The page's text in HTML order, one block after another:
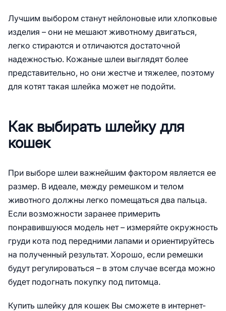
Лучшим выбором станут нейлоновые или хлопковые
изделия – они не мешают животному двигаться,
легко стираются и отличаются достаточной
надежностью. Кожаные шлеи выглядят более
представительно, но они жестче и тяжелее, поэтому
для котят такая шлейка может не подойти.
Как выбирать шлейку для
кошек
При выборе шлеи важнейшим фактором является ее
размер. В идеале, между ремешком и телом
животного должны легко помещаться два пальца.
Если возможности заранее примерить
понравившуюся модель нет – измеряйте окружность
груди кота под передними лапами и ориентируйтесь
на полученный результат. Хорошо, если ремешки
будут регулироваться – в этом случае всегда можно
будет подогнать покупку под питомца.
Купить шлейку для кошек Вы сможете в интернет-